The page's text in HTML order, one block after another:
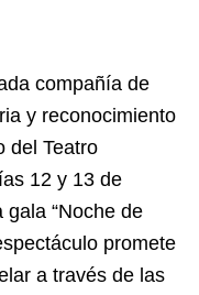
compañía de
y reconocimiento
del Teatro
12 y 13 de
“Noche de
promete
a través de las